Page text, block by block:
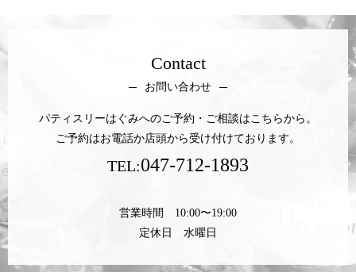
Contact
お問い合わせ
パティスリーはぐみへのご予約・ご相談はこちらから。
ご予約はお電話か店頭から受け付けております。
TEL:047-712-1893
営業時間 10:00〜19:00
定休日 水曜日